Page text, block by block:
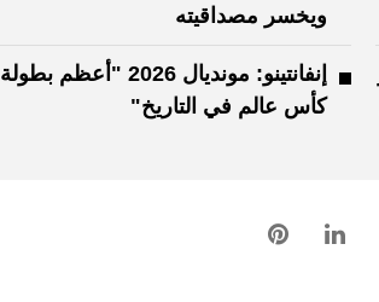
ويخسر مصداقيته
إنفانتينو: مونديال 2026 "أعظم بطولة
كأس عالم في التاريخ"